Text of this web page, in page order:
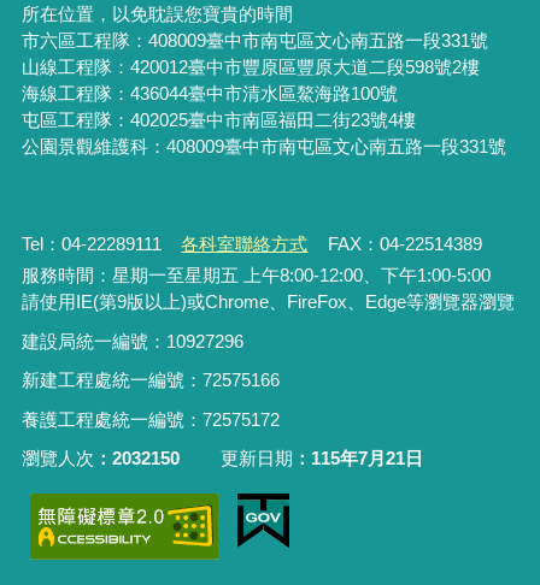
所在位置，以免耽誤您寶貴的時間
市六區工程隊：408009臺中市南屯區文心南五路一段331號
山線工程隊：420012臺中市豐原區豐原大道二段598號2樓
海線工程隊：436044臺中市清水區鰲海路100號
屯區工程隊：402025臺中市南區福田二街23號4樓
公園景觀維護科：408009臺中市南屯區文心南五路一段331號
Tel：04-22289111 各科室聯絡方式
FAX：04-22514389
服務時間：星期一至星期五 上午8:00-12:00、下午1:00-5:00
請使用IE(第9版以上)或Chrome、FireFox、Edge等瀏覽器瀏覽
建設局統一編號：10927296
新建工程處統一編號 ： 72575166
養護工程處統一編號 ： 72575172
瀏覽人次
2032150 更新日期 115年7月21日